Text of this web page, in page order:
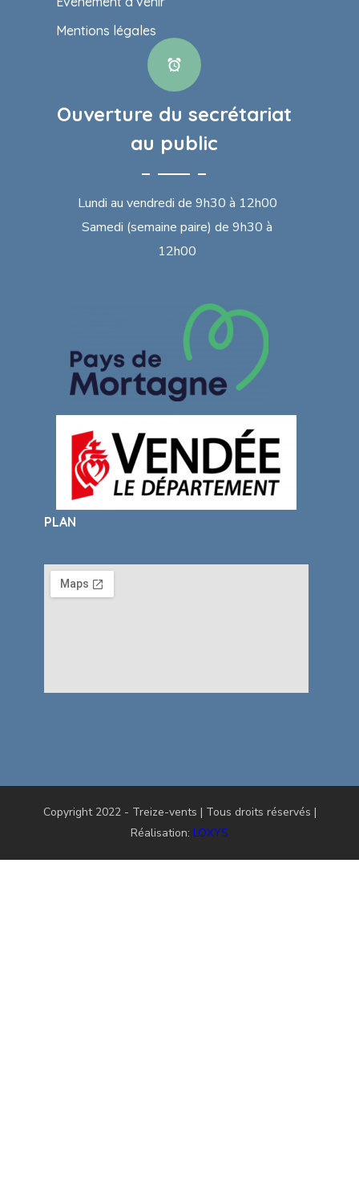
Mentions légales
Ouverture du secrétariat
au public
Lundi au vendredi de 9h30 à 12h00
Samedi (semaine paire) de 9h30 à
12h00
PLAN
Copyright 2022 - Treize-vents | Tous droits réservés |
Réalisation: LOXYS